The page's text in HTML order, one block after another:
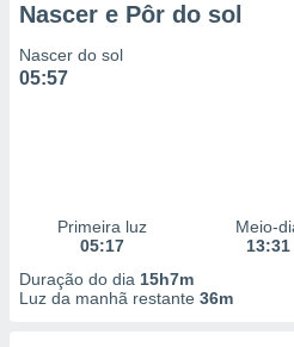
Nascer e Pôr do sol
Nascer do sol
05:57
Primeira luz
05:17
Meio-
13:31
Duração do dia 15h7m
Luz da manhã restante 36m